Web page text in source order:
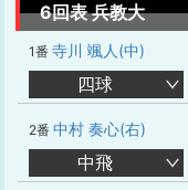
6回表 兵教大
1番 寺川 颯人(中)
四球
2番 中村 奏心(右)
中飛